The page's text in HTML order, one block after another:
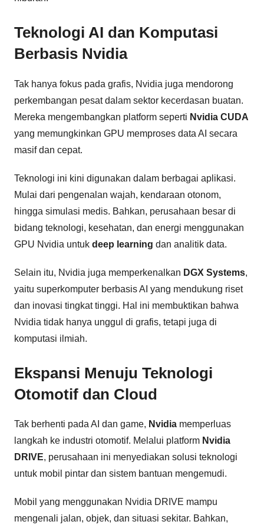
Teknologi AI dan Komputasi
Berbasis Nvidia
Tak hanya fokus pada grafis, Nvidia juga mendorong
perkembangan pesat dalam sektor kecerdasan buatan.
Mereka mengembangkan platform seperti Nvidia CUDA
yang memungkinkan GPU memproses data AI secara
masif dan cepat.
Teknologi ini kini digunakan dalam berbagai aplikasi.
Mulai dari pengenalan wajah, kendaraan otonom,
hingga simulasi medis. Bahkan, perusahaan besar di
bidang teknologi, kesehatan, dan energi menggunakan
GPU Nvidia untuk deep learning dan analitik data.
Selain itu, Nvidia juga memperkenalkan DGX Systems,
yaitu superkomputer berbasis AI yang mendukung riset
dan inovasi tingkat tinggi. Hal ini membuktikan bahwa
Nvidia tidak hanya unggul di grafis, tetapi juga di
komputasi ilmiah.
Ekspansi Menuju Teknologi
Otomotif dan Cloud
Tak berhenti pada AI dan game, Nvidia memperluas
langkah ke industri otomotif. Melalui platform Nvidia
DRIVE, perusahaan ini menyediakan solusi teknologi
untuk mobil pintar dan sistem bantuan mengemudi.
Mobil yang menggunakan Nvidia DRIVE mampu
mengenali jalan, objek, dan situasi sekitar. Bahkan,